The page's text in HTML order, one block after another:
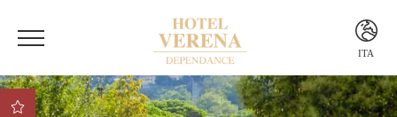
ITA
ITA
ENG